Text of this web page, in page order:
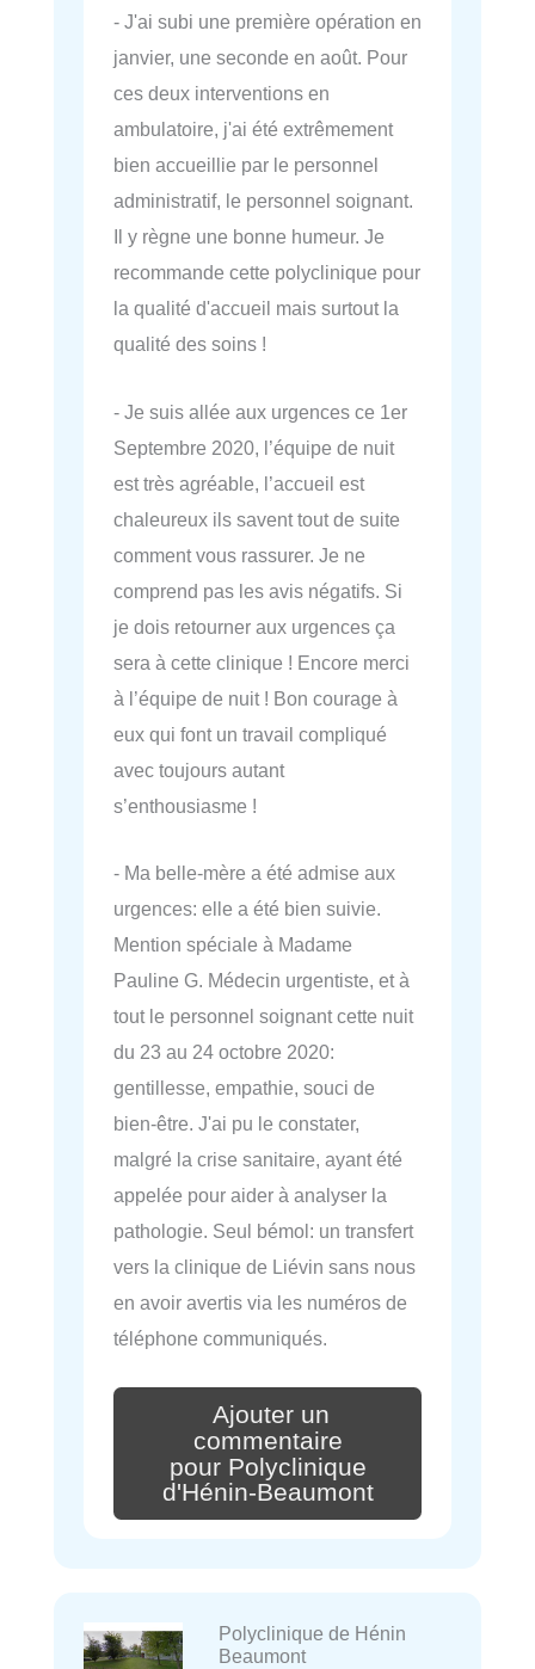
- J'ai subi une première opération en
janvier, une seconde en août. Pour
ces deux interventions en
ambulatoire, j'ai été extrêmement
bien accueillie par le personnel
administratif, le personnel soignant.
Il y règne une bonne humeur. Je
recommande cette polyclinique pour
la qualité d'accueil mais surtout la
qualité des soins !
- Je suis allée aux urgences ce 1er
Septembre 2020, l’équipe de nuit
est très agréable, l’accueil est
chaleureux ils savent tout de suite
comment vous rassurer. Je ne
comprend pas les avis négatifs. Si
je dois retourner aux urgences ça
sera à cette clinique ! Encore merci
à l’équipe de nuit ! Bon courage à
eux qui font un travail compliqué
avec toujours autant
s’enthousiasme !
- Ma belle-mère a été admise aux
urgences: elle a été bien suivie.
Mention spéciale à Madame
Pauline G. Médecin urgentiste, et à
tout le personnel soignant cette nuit
du 23 au 24 octobre 2020:
gentillesse, empathie, souci de
bien-être. J'ai pu le constater,
malgré la crise sanitaire, ayant été
appelée pour aider à analyser la
pathologie. Seul bémol: un transfert
vers la clinique de Liévin sans nous
en avoir avertis via les numéros de
téléphone communiqués.
Ajouter un
commentaire
pour Polyclinique
d'Hénin-Beaumont
Polyclinique de Hénin
Beaumont